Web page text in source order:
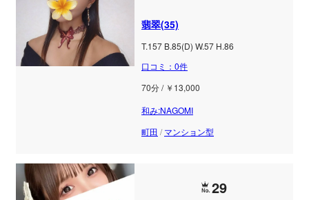
翡翠(35)
T.157 B.85(D) W.57 H.86
口コミ：0件
70分 / ￥13,000
和み:NAGOMI
町田 /マンション型
29